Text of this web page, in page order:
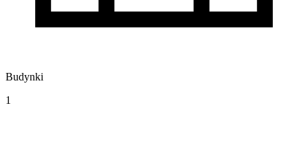
Budynki
1